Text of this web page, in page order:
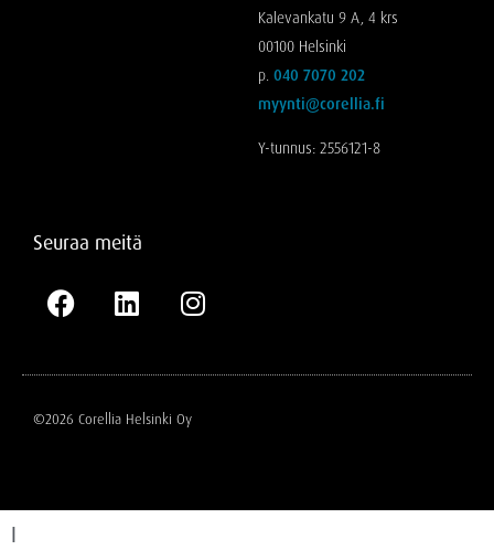
Kalevankatu 9 A, 4 krs
00100 Helsinki
p. 040 7070 202
myynti@corellia.fi
Y-tunnus: 2556121-8
Seuraa meitä
©2026 Corellia Helsinki Oy
I